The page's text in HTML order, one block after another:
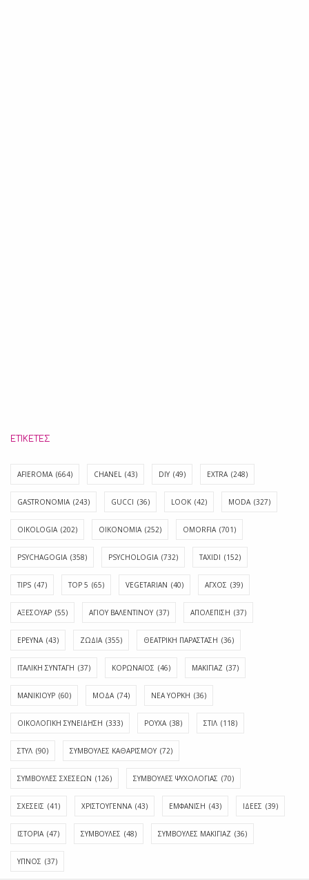
ΕΤΙΚΈΤΕΣ
AFIEROMA (664) CHANEL (43) DIY (49) EXTRA (248)
GASTRONOMIA (243) GUCCI (36) LOOK (42) MODA (327)
OIKOLOGIA (202) OIKONOMIA (252) OMORFIA (701)
PSYCHAGOGIA (358) PSYCHOLOGIA (732) TAXIDI (152)
TIPS (47) TOP 5 (65) VEGETARIAN (40) ΑΓΧΟΣ (39)
ΑΞΕΣΟΥΑΡ (55) ΑΓΊΟΥ ΒΑΛΕΝΤΊΝΟΥ (37) ΑΠΟΛΈΠΙΣΗ (37)
ΕΡΕΥΝΑ (43) ΖΩΔΙΑ (355) ΘΕΑΤΡΙΚΗ ΠΑΡΑΣΤΑΣΗ (36)
ΙΤΑΛΙΚΗ ΣΥΝΤΑΓΗ (37) ΚΟΡΩΝΑΪΟΣ (46) ΜΑΚΙΓΙΑΖ (37)
ΜΑΝΙΚΙΟΥΡ (60) ΜΟΔΑ (74) ΝΕΑ ΥΟΡΚΗ (36)
ΟΙΚΟΛΟΓΙΚΗ ΣΥΝΕΙΔΗΣΗ (333) ΡΟΥΧΑ (38) ΣΤΙΛ (118)
ΣΤΥΛ (90) ΣΥΜΒΟΥΛΕΣ ΚΑΘΑΡΙΣΜΟΥ (72)
ΣΥΜΒΟΥΛΕΣ ΣΧΕΣΕΩΝ (126) ΣΥΜΒΟΥΛΕΣ ΨΥΧΟΛΟΓΙΑΣ (70)
ΣΧΕΣΕΙΣ (41) ΧΡΙΣΤΟΥΓΕΝΝΑ (43) ΕΜΦΆΝΙΣΗ (43) ΙΔΈΕΣ (39)
ΙΣΤΟΡΊΑ (47) ΣΥΜΒΟΥΛΈΣ (48) ΣΥΜΒΟΥΛΈΣ ΜΑΚΙΓΙΆΖ (36)
ΎΠΝΟΣ (37)